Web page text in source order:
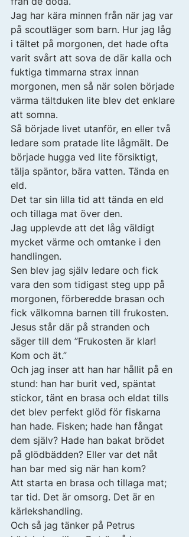
Jag har kära minnen från när jag var
på scoutläger som barn. Hur jag låg
i tältet på morgonen, det hade ofta
varit svårt att sova de där kalla och
fuktiga timmarna strax innan
morgonen, men så när solen började
värma tältduken lite blev det enklare
att somna.
Så började livet utanför, en eller två
ledare som pratade lite lågmält. De
började hugga ved lite försiktigt,
tälja späntor, bära vatten. Tända en
eld.
Det tar sin lilla tid att tända en eld
och tillaga mat över den.
Jag upplevde att det låg väldigt
mycket värme och omtanke i den
handlingen.
Sen blev jag själv ledare och fick
vara den som tidigast steg upp på
morgonen, förberedde brasan och
fick välkomna barnen till frukosten.
Jesus står där på stranden och
säger till dem ”Frukosten är klar!
Kom och ät.”
Och jag inser att han har hållit på en
stund: han har burit ved, späntat
stickor, tänt en brasa och eldat tills
det blev perfekt glöd för fiskarna
han hade. Fisken; hade han fångat
dem själv? Hade han bakat brödet
på glödbädden? Eller var det nåt
han bar med sig när han kom?
Att starta en brasa och tillaga mat;
tar tid. Det är omsorg. Det är en
kärlekshandling.
Och så jag tänker på Petrus